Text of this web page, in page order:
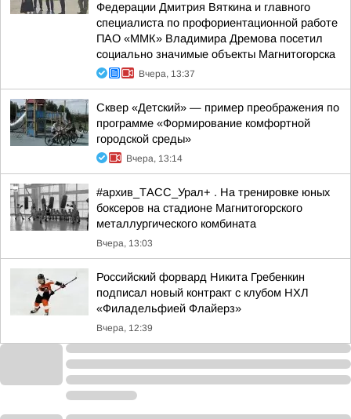
Федерации Дмитрия Вяткина и главного
специалиста по профориентационной работе
ПАО «ММК» Владимира Дремова посетил
социально значимые объекты Магнитогорска
Вчера, 13:37
Сквер «Детский» — пример преображения по
программе «Формирование комфортной
городской среды»
Вчера, 13:14
#архив_ТАСС_Урал+ . На тренировке юных
боксеров на стадионе Магнитогорского
металлургического комбината
Вчера, 13:03
Российский форвард Никита Гребенкин
подписал новый контракт с клубом НХЛ
«Филадельфией Флайерз»
Вчера, 12:39